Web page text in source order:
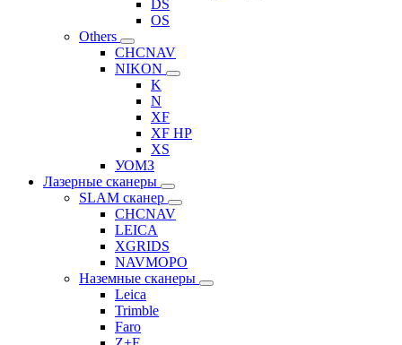
DS
OS
Others
CHCNAV
NIKON
K
N
XF
XF HP
XS
УОМЗ
Лазерные сканеры
SLAM сканер
CHCNAV
LEICA
XGRIDS
NAVMOPO
Наземные сканеры
Leica
Trimble
Faro